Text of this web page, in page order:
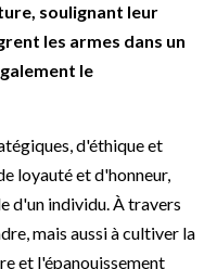
soulignant leur
les armes dans un
le
d'éthique et
loyauté et d'honneur,
d'un individu. À travers
mais aussi à cultiver la
et l'épanouissement